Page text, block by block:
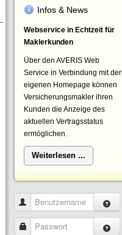
Infos & News
Webservice in Echtzeit für
Maklerkunden
Über den AVERIS Web
Service in Verbindung mit der
eigenen Homepage können
Versicherungsmakler ihren
Kunden die Anzeige des
aktuellen Vertragsstatus
ermöglichen.
Weiterlesen ...
Benutzername
Passwort